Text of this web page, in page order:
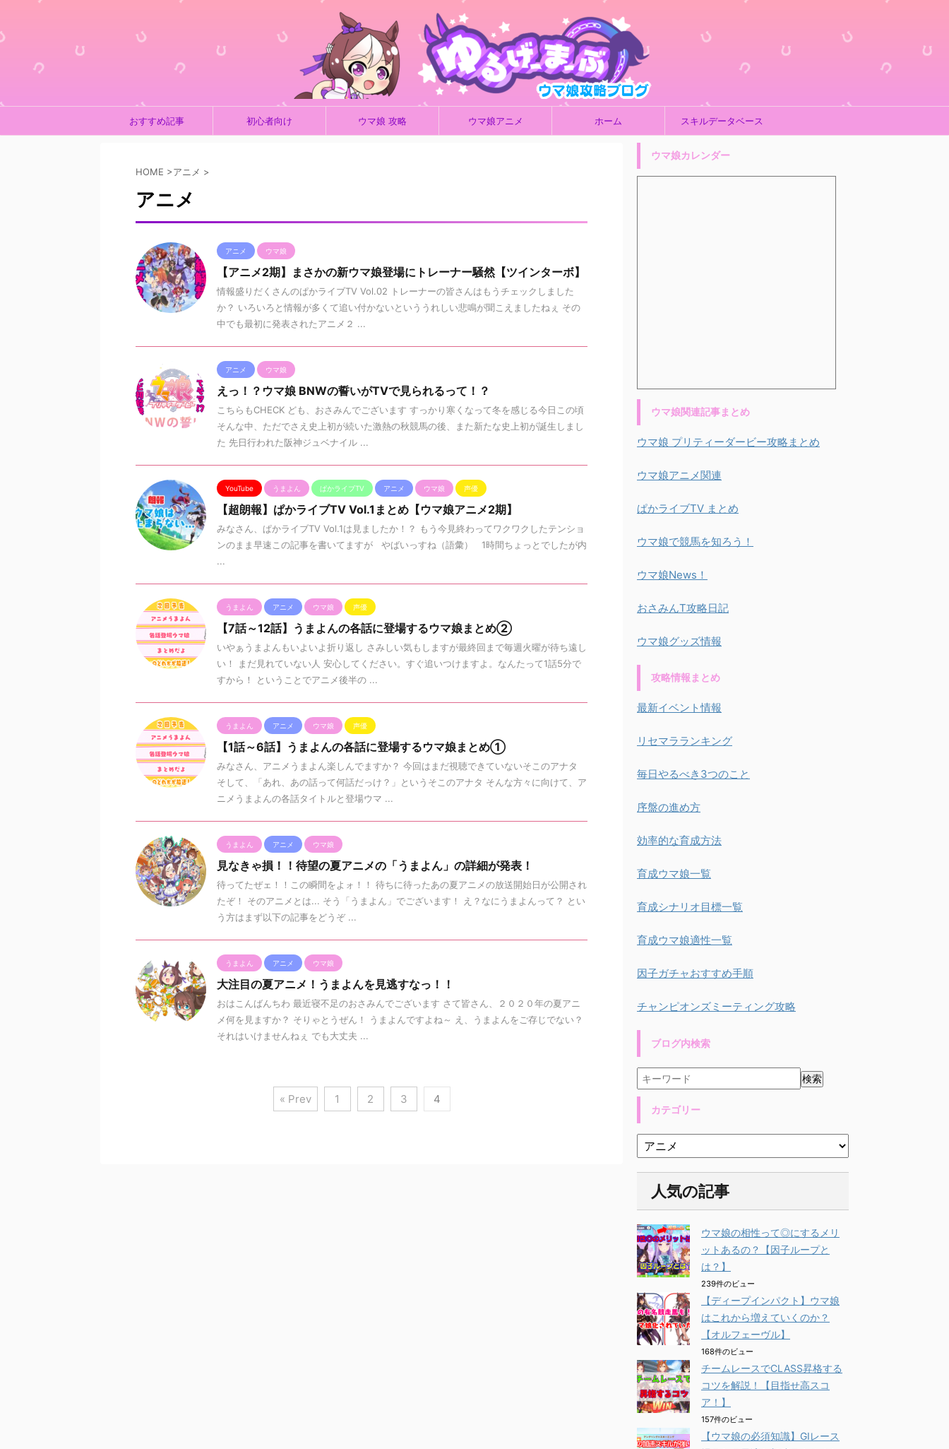
おすすめ記事 初心者向け ウマ娘 攻略 ウマ娘アニメ ホーム スキルデータベース
HOME >アニメ >
アニメ
アニメ ウマ娘
【アニメ2期】まさかの新ウマ娘登場にトレーナー騒然【ツインターボ】
情報盛りだくさんのぱかライブTV Vol.02 トレーナーの皆さんはもうチェックしました
か？ いろいろと情報が多くて追い付かないといううれしい悲鳴が聞こえましたねぇ その
中でも最初に発表されたアニメ２ ...
アニメ ウマ娘
えっ！？ウマ娘 BNWの誓いがTVで見られるって！？
こちらもCHECK ども、おさみんでございます すっかり寒くなって冬を感じる今日この頃
そんな中、ただでさえ史上初が続いた激熱の秋競馬の後、また新たな史上初が誕生しまし
た 先日行われた阪神ジュベナイル ...
YouTube うまよん ぱかライブTV アニメ ウマ娘 声優
【超朗報】ぱかライブTV Vol.1まとめ【ウマ娘アニメ2期】
みなさん、ぱかライブTV Vol.1は見ましたか！？ もう今見終わってワクワクしたテンショ
ンのまま早速この記事を書いてますが やばいっすね（語彙） 1時間ちょっとでしたが内
...
うまよん アニメ ウマ娘 声優
【7話～12話】うまよんの各話に登場するウマ娘まとめ②
いやぁうまよんもいよいよ折り返し さみしい気もしますが最終回まで毎週火曜が待ち遠し
い！ まだ見れていない人 安心してください。すぐ追いつけますよ。なんたって1話5分で
すから！ ということでアニメ後半の ...
うまよん アニメ ウマ娘 声優
【1話～6話】うまよんの各話に登場するウマ娘まとめ①
みなさん、アニメうまよん楽しんでますか？ 今回はまだ視聴できていないそこのアナタ
そして、「あれ、あの話って何話だっけ？」というそこのアナタ そんな方々に向けて、ア
ニメうまよんの各話タイトルと登場ウマ ...
うまよん アニメ ウマ娘
見なきゃ損！！待望の夏アニメの「うまよん」の詳細が発表！
待ってたぜェ！！この瞬間をよォ！！ 待ちに待ったあの夏アニメの放送開始日が公開され
たぞ！ そのアニメとは... そう「うまよん」でございます！ え？なにうまよんって？ とい
う方はまず以下の記事をどうぞ ...
うまよん アニメ ウマ娘
大注目の夏アニメ！うまよんを見逃すなっ！！
おはこんばんちわ 最近寝不足のおさみんでございます さて皆さん、２０２０年の夏アニ
メ何を見ますか？ そりゃとうぜん！ うまよんですよね～ え、うまよんをご存じでない？
それはいけませんねぇ でも大丈夫 ...
« Prev 1 2 3 4
ウマ娘カレンダー
ウマ娘関連記事まとめ
ウマ娘 プリティーダービー攻略まとめ
ウマ娘アニメ関連
ぱかライブTV まとめ
ウマ娘で競馬を知ろう！
ウマ娘News！
おさみんT攻略日記
ウマ娘グッズ情報
攻略情報まとめ
最新イベント情報
リセマラランキング
毎日やるべき3つのこと
序盤の進め方
効率的な育成方法
育成ウマ娘一覧
育成シナリオ目標一覧
育成ウマ娘適性一覧
因子ガチャおすすめ手順
チャンピオンズミーティング攻略
ブログ内検索
カテゴリー
人気の記事
ウマ娘の相性って◎にするメリ
ットあるの？【因子ループと
は？】
239件のビュー
【ディープインパクト】ウマ娘
はこれから増えていくのか？
【オルフェーヴル】
168件のビュー
チームレースでCLASS昇格する
コツを解説！【目指せ高スコ
ア！】
157件のビュー
【ウマ娘の必須知識】GⅠレース